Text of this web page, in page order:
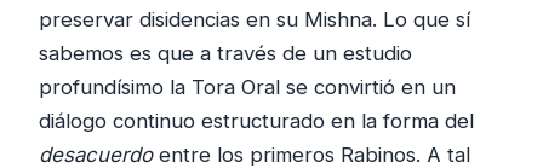
preservar disidencias en su Mishna. Lo que sí
sabemos es que a través de un estudio
profundísimo la Tora Oral se convirtió en un
diálogo continuo estructurado en la forma del
desacuerdoentre los primeros Rabinos. A tal